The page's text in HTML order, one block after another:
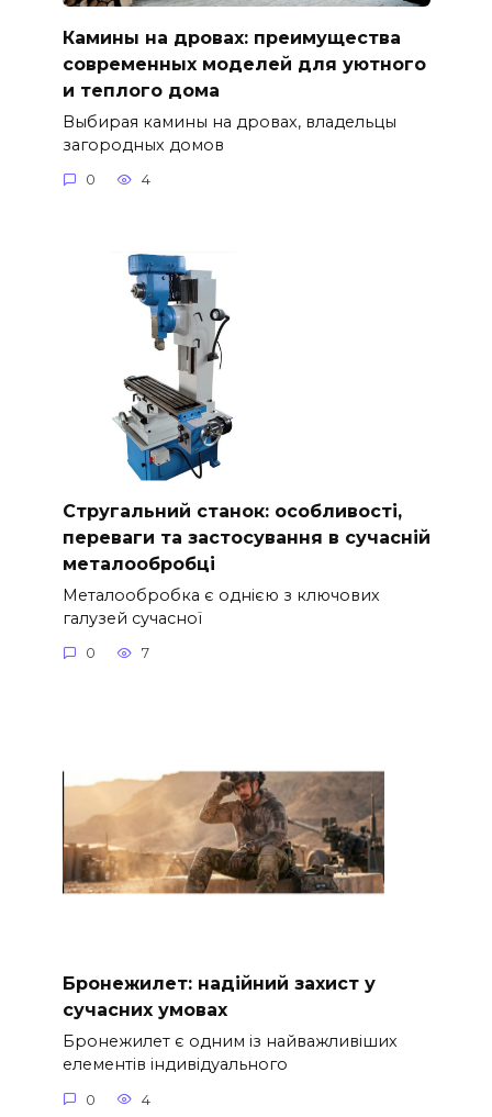
Камины на дровах: преимущества
современных моделей для уютного
и теплого дома
Выбирая камины на дровах, владельцы
загородных домов
0 4
Стругальний станок: особливості,
переваги та застосування в сучасній
металообробці
Металообробка є однією з ключових
галузей сучасної
0 7
Бронежилет: надійний захист у
сучасних умовах
Бронежилет є одним із найважливіших
елементів індивідуального
0 4